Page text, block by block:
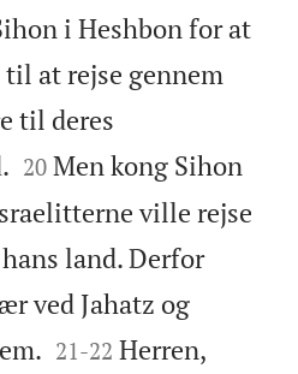
i Heshbon for at
at rejse gennem
til deres


20 Men kong Sihon
ville rejse
land. Derfor
ved Jahatz og


21-22 Herren,